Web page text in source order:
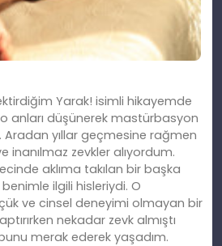
Yarak! isimli hikayemde
o anları düşünerek mastürbasyon
Aradan yıllar geçmesine rağmen
inanılmaz zevkler alıyordum.
aklıma takılan bir başka
ilgili hisleriydi. O
ve cinsel deneyimi olmayan bir
nekadar zevk almıştı
merak ederek yaşadım.